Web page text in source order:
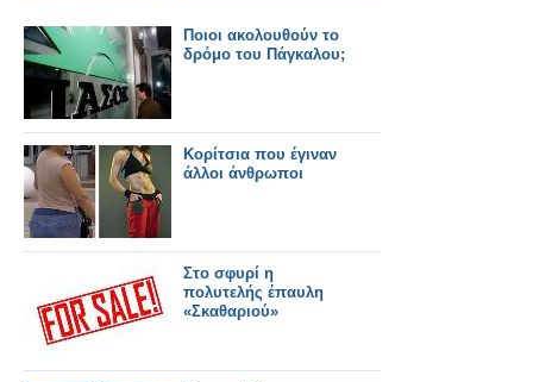
Ποιοι ακολουθούν το
δρόμο του Πάγκαλου;
Κορίτσια που έγιναν
άλλοι άνθρωποι
Στο σφυρί η
πολυτελής έπαυλη
«Σκαθαριού»